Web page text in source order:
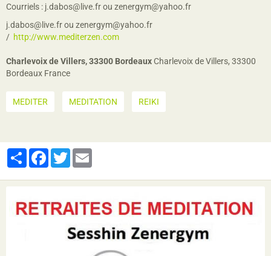
Courriels : j.dabos@live.fr ou zenergym@yahoo.fr
j.dabos@live.fr ou zenergym@yahoo.fr
http://www.mediterzen.com
Charlevoix de Villers, 33300 BordeauxCharlevoix de Villers, 33300
Bordeaux France
MEDITER MEDITATION REIKI
PartagerFacebook
Twitter